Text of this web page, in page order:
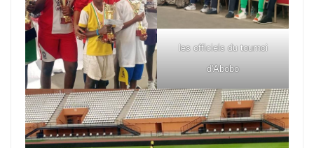
les officiels du tournoi
d'Abobo